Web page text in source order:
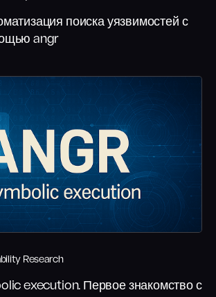
поиска уязвимостей с
angr
Research
execution. Первое знакомство с